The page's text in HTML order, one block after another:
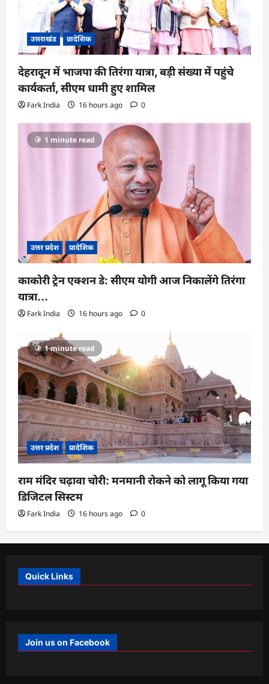
उत्तराखंड प्रादेशिक
देहरादून में भाजपा की तिरंगा यात्रा, बड़ी संख्या में पहुंचे
कार्यकर्ता, सीएम धामी हुए शामिल
Fark India 16 hours ago 0
1 minute read
उत्तर प्रदेश प्रादेशिक
काकोरी ट्रेन एक्शन डे: सीएम योगी आज निकालेंगे तिरंगा
यात्रा…
Fark India 16 hours ago 0
1 minute read
उत्तर प्रदेश प्रादेशिक
राम मंदिर चढ़ावा चोरी: मनमानी रोकने को लागू किया गया
डिजिटल सिस्टम
Fark India 16 hours ago 0
Quick Links
Join us on Facebook